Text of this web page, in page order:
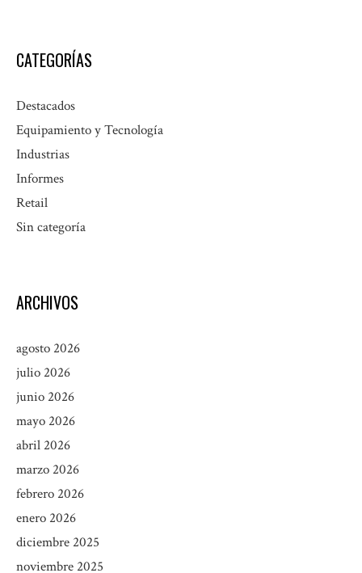
CATEGORÍAS
Destacados
Equipamiento y Tecnología
Industrias
Informes
Retail
Sin categoría
ARCHIVOS
agosto 2026
julio 2026
junio 2026
mayo 2026
abril 2026
marzo 2026
febrero 2026
enero 2026
diciembre 2025
noviembre 2025